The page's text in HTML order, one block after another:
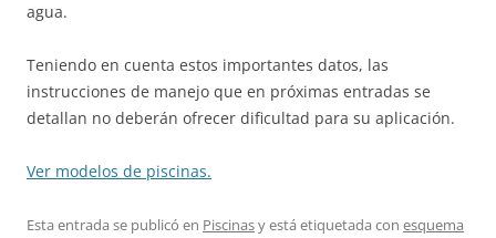
agua.
Teniendo en cuenta estos importantes datos, las
instrucciones de manejo que en próximas entradas se
detallan no deberán ofrecer dificultad para su aplicación.
Ver modelos de piscinas.
Esta entrada se publicó en Piscinasy está etiquetada con esquema